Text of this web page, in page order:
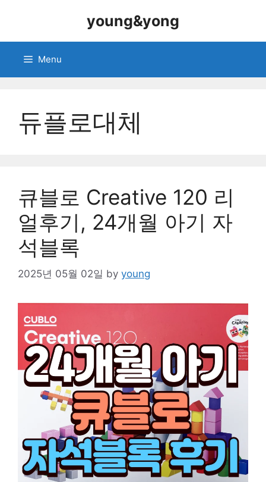
young&yong
Menu
듀플로대체
큐블로 Creative 120 리
얼후기, 24개월 아기 자
석블록
2025년 05월 02일 by young